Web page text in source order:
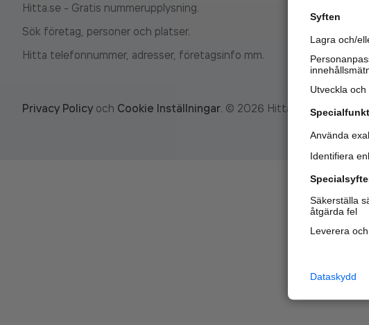
Hitta.se - Gratis nummerupplysning.
Sök företag, personer och platser.
Hitta telefonnummer, adresser, företagsinfo mm.
Privacy Policy och Cookie Inställningar. © 2026 Hitta.se
Syften
Lagra och/
Utveckla
Använda
Identifiera
Säkerställa
åtgärda fel
Leverera
Dataskydd